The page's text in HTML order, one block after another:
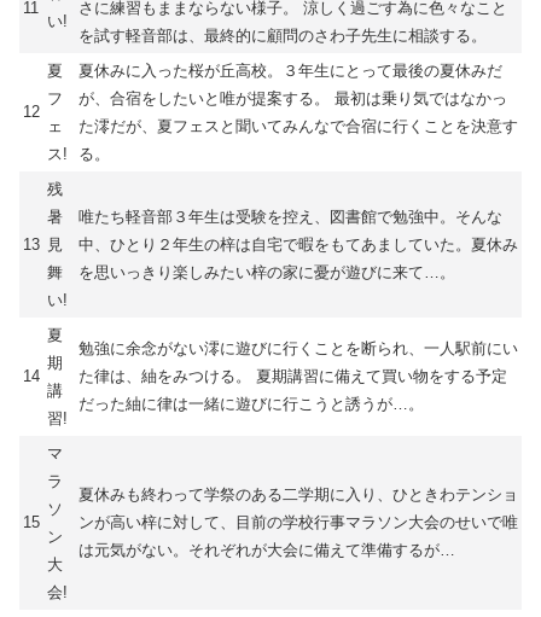
11
い!
さに練習もままならない様子。 涼しく過ごす為に色々なこと
を試す軽音部は、最終的に顧問のさわ子先生に相談する。
12
夏
フ
ェ
ス!
夏休みに入った桜が丘高校。３年生にとって最後の夏休みだ
が、合宿をしたいと唯が提案する。 最初は乗り気ではなかっ
た澪だが、夏フェスと聞いてみんなで合宿に行くことを決意す
る。
13
残
暑
見
舞
い!
唯たち軽音部３年生は受験を控え、図書館で勉強中。そんな
中、ひとり２年生の梓は自宅で暇をもてあましていた。夏休み
を思いっきり楽しみたい梓の家に憂が遊びに来て…。
14
夏
期
講
習!
勉強に余念がない澪に遊びに行くことを断られ、一人駅前にい
た律は、紬をみつける。 夏期講習に備えて買い物をする予定
だった紬に律は一緒に遊びに行こうと誘うが…。
15
マ
ラ
ソ
ン
大
会!
夏休みも終わって学祭のある二学期に入り、ひときわテンショ
ンが高い梓に対して、目前の学校行事マラソン大会のせいで唯
は元気がない。それぞれが大会に備えて準備するが…